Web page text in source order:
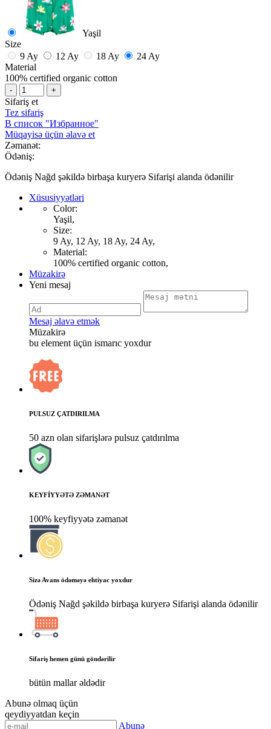
Yaşil
Size
9 Ay
12 Ay 18 Ay
24 Ay
Material
100% certified organic cotton
- +
Sifariş et
Tez sifariş
В список "Избранное"
Müqayisə üçün əlavə et
Zəmanət:
Ödəniş:
Ödəniş Nağd şəkildə birbaşa kuryerə Sifarişi alanda ödənilir
Xüsusiyyətləri
Color:
Yaşil,
Size:
9 Ay, 12 Ay, 18 Ay, 24 Ay,
Material:
100% certified organic cotton,
Müzakirə
Yeni mesaj
Mesaj əlavə etmək
Müzakirə
bu element üçün ismarıc yoxdur
PULSUZ ÇATDIRILMA
50 azn olan sifarişlərə pulsuz çatdırılma
KEYFİYYƏTƏ ZƏMANƏT
100% keyfiyyətə zəmanət
Sizə Avans ödəməyə ehtiyac yoxdur
Ödəniş Nağd şəkildə birbaşa kuryerə Sifarişi alanda ödənilir
Sifariş hemen günü göndərilir
bütün mallar əldədir
Abunə olmaq üçün
qeydiyyatdan keçin
Abunə